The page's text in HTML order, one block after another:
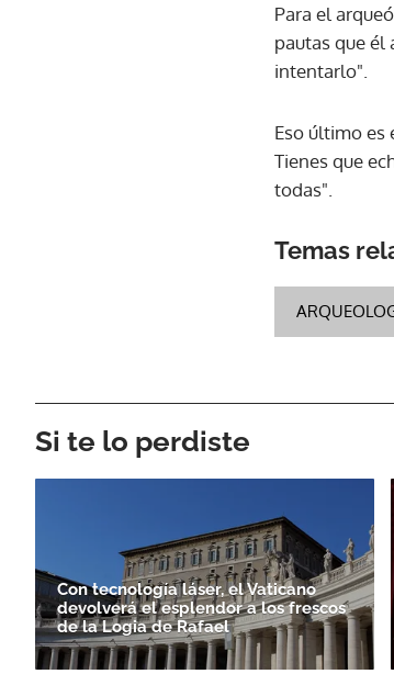
Para el
pautas que él
intentarlo".
Eso último es
Tienes que
todas".
Temas
Si te lo perdiste
Con tecnología láser, el Vaticano
devolverá el esplendor a los frescos
de la Logia de Rafael